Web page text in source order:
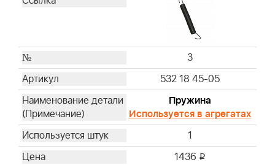
3
532 18 45-05
Пружина
Используется в агрегатах
1
1436 i